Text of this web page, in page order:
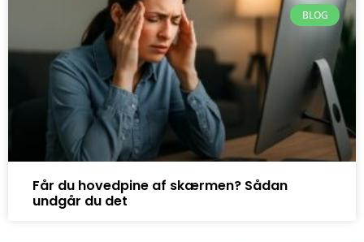
BLOG
Får du hovedpine af skærmen? Sådan
undgår du det